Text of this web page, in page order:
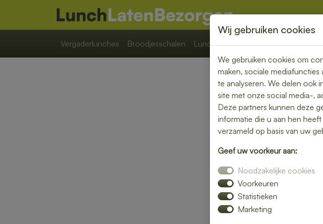
Vergaderlunches Broodjesschalen Lunchpakketten Overige
Wij gebruiken cookies
We gebruiken cookies om
maken, sociale
te analyseren. We delen ook
site met onze social media-,
Deze partners kunnen deze
informatie die u aan hen
verzameld op basis van uw
Geef uw voorkeur aan:
Noodzakelijke cookies
Voorkeuren
Statistieken
Marketing